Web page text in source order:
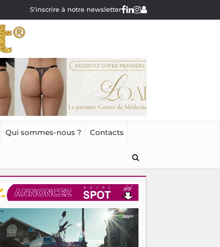
S'inscrire à notre newsletter
Qui sommes-nous ? Contacts